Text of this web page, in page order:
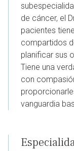
de cáncer, el
pacientes
compartidos
planificar sus
Tiene una
con
vanguardia